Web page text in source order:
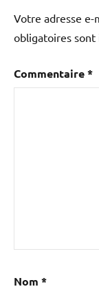
Votre adresse e-
obligatoires sont
Commentaire*
Nom *